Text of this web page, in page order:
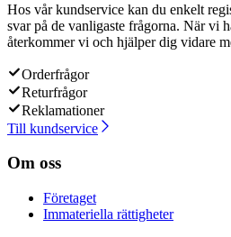
Hos vår kundservice kan du enkelt
svar på de vanligaste frågorna. När vi
återkommer vi och hjälper dig vidare
Orderfrågor
Returfrågor
Reklamationer
Till kundservice
Om oss
Företaget
Immateriella rättigheter